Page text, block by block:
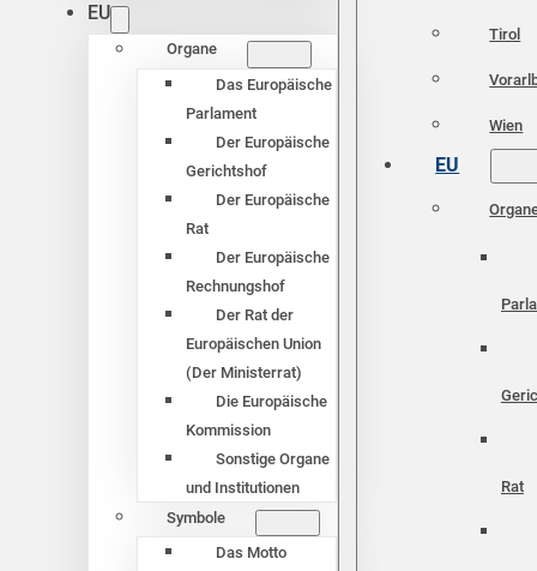
EU
Organe
Das Europäische
Parlament
Der Europäische
Gerichtshof
Der Europäische
Rat
Der Europäische
Rechnungshof
Der Rat der
Europäischen Union
(Der Ministerrat)
Die Europäische
Kommission
Sonstige Organe
und Institutionen
Symbole
Das Motto
Tirol
Wien
EU
Rat